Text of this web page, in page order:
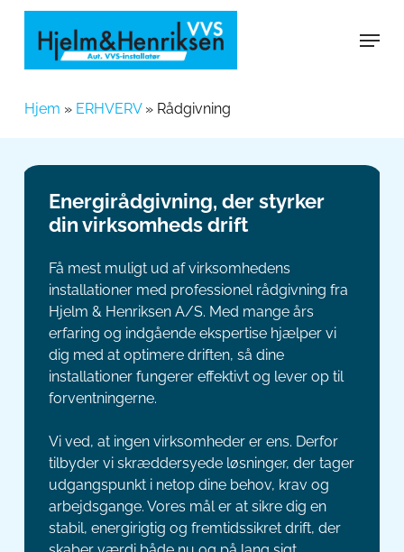
Skip
content
Menu
Hjem » ERHVERV» Rådgivning
Energirådgivning, der styrker
din virksomheds drift
Få mest muligt ud af virksomhedens
installationer med professionel rådgivning fra
Hjelm & Henriksen A/S. Med mange års
erfaring og indgående ekspertise hjælper vi
dig med at optimere driften, så dine
installationer fungerer effektivt og lever op til
forventningerne.
Vi ved, at ingen virksomheder er ens. Derfor
tilbyder vi skræddersyede løsninger, der tager
udgangspunkt i netop dine behov, krav og
arbejdsgange. Vores mål er at sikre dig en
stabil, energirigtig og fremtidssikret drift, der